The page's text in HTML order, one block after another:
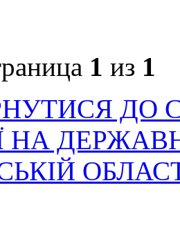
1 из 1
ДО
НА